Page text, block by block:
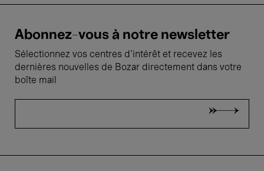
Abonnez-vous à notre newsletter
Sélectionnez vos centres d'intérêt et recevez les
dernières nouvelles de Bozar directement dans votre
boîte mail